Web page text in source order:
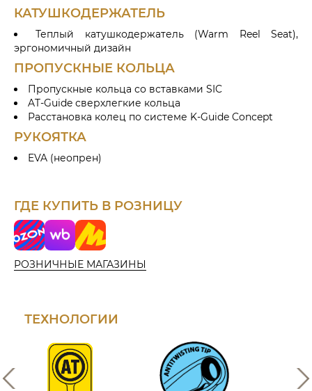
КАТУШКОДЕРЖАТЕЛЬ
Теплый катушкодержатель (Warm Reel Seat),
эргономичный дизайн
ПРОПУСКНЫЕ КОЛЬЦА
Пропускные кольца со вставками SIC
AT-Guide сверхлегкие кольца
Расстановка колец по системе K-Guide Concept
РУКОЯТКА
EVA (неопрен)
ГДЕ КУПИТЬ В РОЗНИЦУ
o
z
o
n
W
i
d
r
e
Я
н
д
е
а
к
е
т
РОЗНИЧНЫЕ МАГАЗИНЫ
ТЕХНОЛОГИИ